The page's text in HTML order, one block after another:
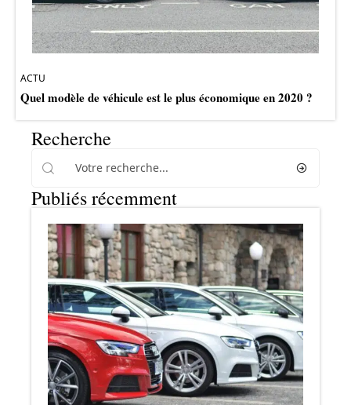
ACTU
Quel modèle de véhicule est le plus économique en 2020 ?
Recherche
Publiés récemment